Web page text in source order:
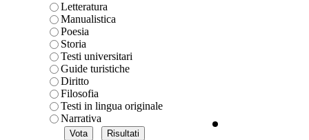
Letteratura
Manualistica
Poesia
Storia
Testi universitari
Guide turistiche
Diritto
Filosofia
Testi in lingua originale
Narrativa